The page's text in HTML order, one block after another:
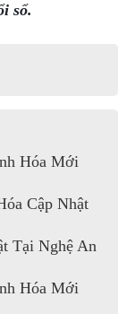
sổ.
Hóa Mới
Cập Nhật
Tại Nghệ An
Hóa Mới